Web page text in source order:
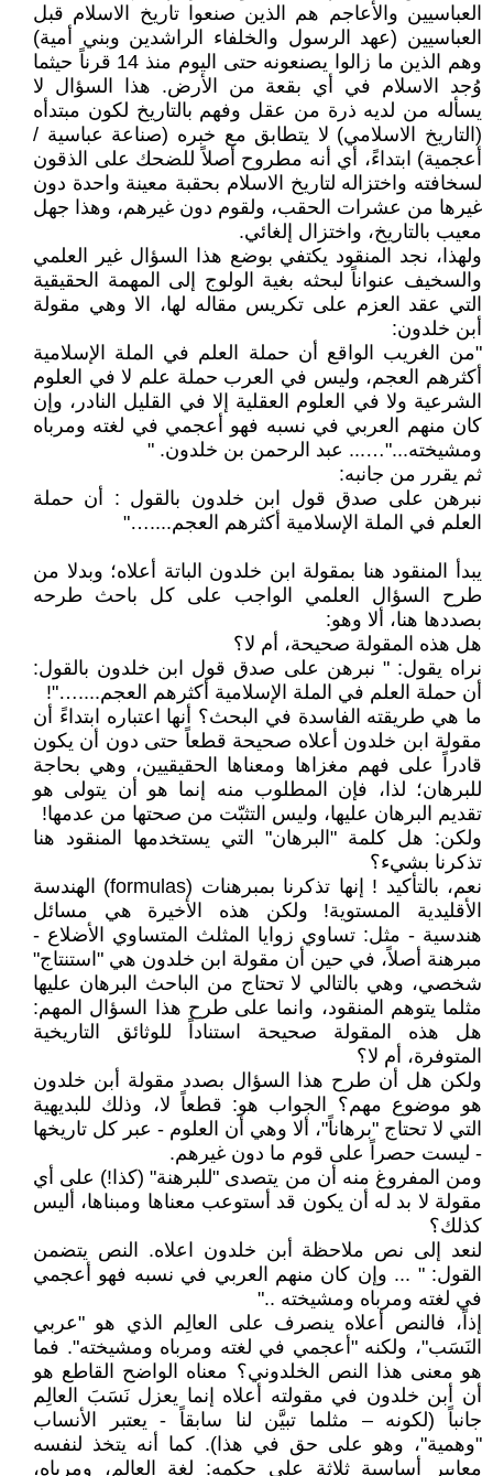
العباسيين والأعاجم هم الذين صنعوا تاريخ الاسلام قبل
العباسيين (عهد الرسول والخلفاء الراشدين وبني أمية)
وهم الذين ما زالوا يصنعونه حتى اليوم منذ 14 قرناً حيثما
وُجد الاسلام في أي بقعة من الأرض. هذا السؤال لا
يسأله من لديه ذرة من عقل وفهم بالتاريخ لكون مبتدأه
(التاريخ الاسلامي) لا يتطابق مع خبره (صناعة عباسية /
أعجمية) ابتداءً، أي أنه مطروح أصلاً للضحك على الذقون
لسخافته واختزاله لتاريخ الاسلام بحقبة معينة واحدة دون
غيرها من عشرات الحقب، ولقوم دون غيرهم، وهذا جهل
معيب بالتاريخ، واختزال إلغائي.
ولهذا، نجد المنقود يكتفي بوضع هذا السؤال غير العلمي
والسخيف عنواناً لبحثه بغية الولوج إلى المهمة الحقيقية
التي عقد العزم على تكريس مقاله لها، الا وهي مقولة
أبن خلدون:
"من الغريب الواقع أن حملة العلم في الملة الإسلامية
أكثرهم العجم، وليس في العرب حملة علم لا في العلوم
الشرعية ولا في العلوم العقلية إلا في القليل النادر، وإن
كان منهم العربي في نسبه فهو أعجمي في لغته ومرباه
ومشيخته..."…... عبد الرحمن بن خلدون. "
ثم يقرر من جانبه:
نبرهن على صدق قول ابن خلدون بالقول : أن حملة
العلم في الملة الإسلامية أكثرهم العجم....…"
يبدأ المنقود هنا بمقولة ابن خلدون الباتة أعلاه؛ وبدلا من
طرح السؤال العلمي الواجب على كل باحث طرحه
بصددها هنا، ألا وهو:
هل هذه المقولة صحيحة، أم لا؟
نراه يقول: " نبرهن على صدق قول ابن خلدون بالقول:
أن حملة العلم في الملة الإسلامية أكثرهم العجم....…"!
ما هي طريقته الفاسدة في البحث؟ أنها اعتباره ابتداءً أن
مقولة ابن خلدون أعلاه صحيحة قطعاً حتى دون أن يكون
قادراً على فهم مغزاها ومعناها الحقيقيين، وهي بحاجة
للبرهان؛ لذا، فإن المطلوب منه إنما هو أن يتولى هو
تقديم البرهان عليها، وليس التثبّت من صحتها من عدمها!
ولكن: هل كلمة "البرهان" التي يستخدمها المنقود هنا
تذكرنا بشيء؟
نعم، بالتأكيد ! إنها تذكرنا بمبرهنات (formulas) الهندسة
الأقليدية المستوية! ولكن هذه الأخيرة هي مسائل
هندسية - مثل: تساوي زوايا المثلث المتساوي الأضلاع -
مبرهنة أصلاً، في حين أن مقولة ابن خلدون هي "استنتاج"
شخصي، وهي بالتالي لا تحتاج من الباحث البرهان عليها
مثلما يتوهم المنقود، وانما على طرح هذا السؤال المهم:
هل هذه المقولة صحيحة استناداً للوثائق التاريخية
المتوفرة، أم لا؟
ولكن هل أن طرح هذا السؤال بصدد مقولة أبن خلدون
هو موضوع مهم؟ الجواب هو: قطعاً لا، وذلك للبديهية
التي لا تحتاج "برهاناً"، ألا وهي أن العلوم - عبر كل تاريخها
- ليست حصراً على قوم ما دون غيرهم.
ومن المفروغ منه أن من يتصدى "للبرهنة" (كذا!) على أي
مقولة لا بد له أن يكون قد أستوعب معناها ومبناها، أليس
كذلك؟
لنعد إلى نص ملاحظة أبن خلدون اعلاه. النص يتضمن
القول: " ... وإن كان منهم العربي في نسبه فهو أعجمي
في لغته ومرباه ومشيخته .."
إذاً، فالنص أعلاه ينصرف على العالِم الذي هو "عربي
النَسَب"، ولكنه "أعجمي في لغته ومرباه ومشيخته". فما
هو معنى هذا النص الخلدوني؟ معناه الواضح القاطع هو
أن أبن خلدون في مقولته أعلاه إنما يعزل نَسَبَ العالِم
جانباً (لكونه – مثلما تبيَّن لنا سابقاً - يعتبر الأنساب
"وهمية"، وهو على حق في هذا). كما أنه يتخذ لنفسه
معايير أساسية ثلاثة على حكمه: لغة العالِم، ومرباه،